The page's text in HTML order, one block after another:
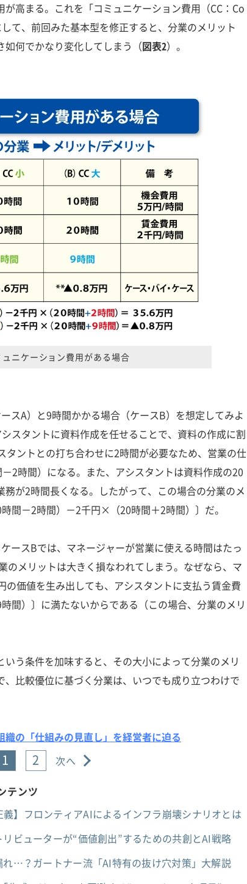
高まる。これを「コミュニケーション費用（CC：Co
て、前回みた基本型を修正すると、分業のメリット
何でかなり変化してしまう（図表2）。
ニケーション費用がある場合
スA）と9時間かかる場合（ケースB）を想定してみよ
スタントに資料作成を任せることで、資料の作成に割
タントとの打ち合わせに2時間が必要なため、営業の仕
2時間）になる。また、アシスタントは資料作成の20
が2時間長くなる。したがって、この場合の分業のメ
間－2時間）－2千円×（20時間＋2時間）〕だ。
ースBでは、マネージャーが営業に使える時間はたっ
のメリットは大きく損なわれてしまう。なぜなら、マ
の価値を生み出しても、アシスタントに支払う賃金費
間）〕に満たないからである（この場合、分業のメリ
う条件を加味すると、その大小によって分業のメリ
比較優位に基づく分業は、いつでも成り立つわけで
織の「仕組みの見直し」を経営者に迫る
1 2 次へ
テンツ
】フロンティアAIによるインフラ崩壊シナリオとは
ビューターが“価値創出”するための共創とAI戦略
…？ガートナー流「AI特有の抜け穴対策」大解説